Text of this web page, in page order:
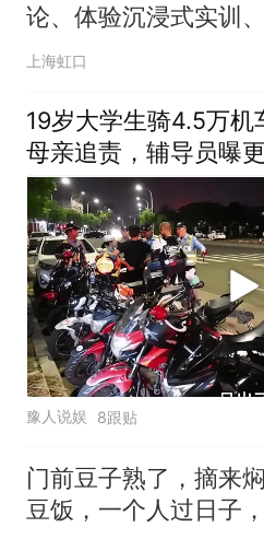
论、体验沉浸式实训
与高管交流
上海虹口
19岁大学生骑4.5万机
母亲追责，辅导员曝
豫人说娱 8跟贴
门前豆子熟了，摘来
豆饭，一个人过日子